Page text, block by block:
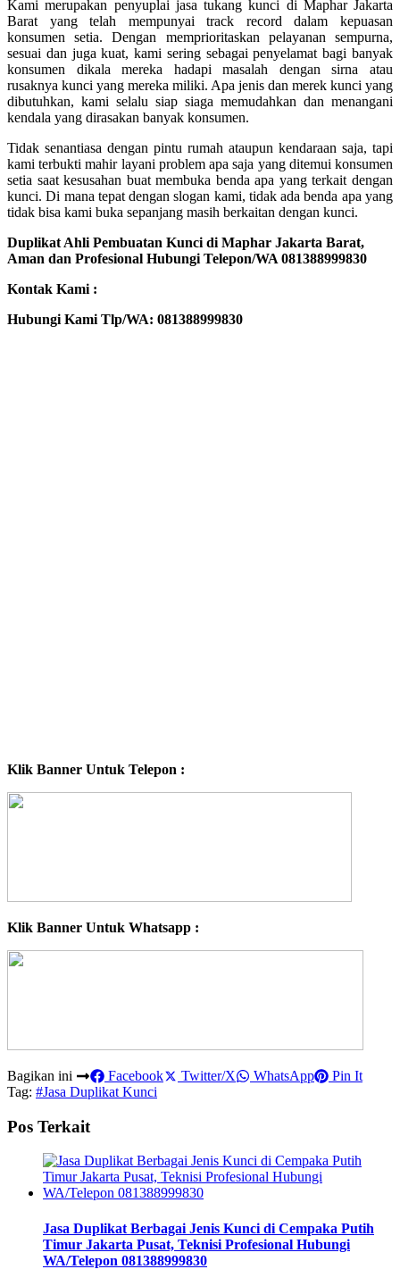
Kami merupakan penyuplai jasa tukang kunci di Maphar Jakarta
Barat yang telah mempunyai track record dalam kepuasan
konsumen setia. Dengan memprioritaskan pelayanan sempurna,
sesuai dan juga kuat, kami sering sebagai penyelamat bagi banyak
konsumen dikala mereka hadapi masalah dengan sirna atau
rusaknya kunci yang mereka miliki. Apa jenis dan merek kunci yang
dibutuhkan, kami selalu siap siaga memudahkan dan menangani
kendala yang dirasakan banyak konsumen.
Tidak senantiasa dengan pintu rumah ataupun kendaraan saja, tapi
kami terbukti mahir layani problem apa saja yang ditemui konsumen
setia saat kesusahan buat membuka benda apa yang terkait dengan
kunci. Di mana tepat dengan slogan kami, tidak ada benda apa yang
tidak bisa kami buka sepanjang masih berkaitan dengan kunci.
Duplikat Ahli Pembuatan Kunci di Maphar Jakarta Barat,
Aman dan Profesional Hubungi Telepon/WA 081388999830
Kontak Kami :
Hubungi Kami Tlp/WA: 081388999830
Klik Banner Untuk Telepon :
Klik Banner Untuk Whatsapp :
Bagikan ini Facebook Twitter/X WhatsApp
Pin It
Tag: #Jasa Duplikat Kunci
Pos Terkait
Jasa Duplikat Berbagai Jenis Kunci di Cempaka Putih
Timur Jakarta Pusat, Teknisi Profesional Hubungi
WA/Telepon 081388999830